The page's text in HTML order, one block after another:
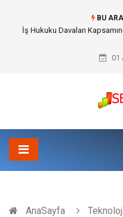
BU
İş Hukuku Davaları
01
AnaSayfa